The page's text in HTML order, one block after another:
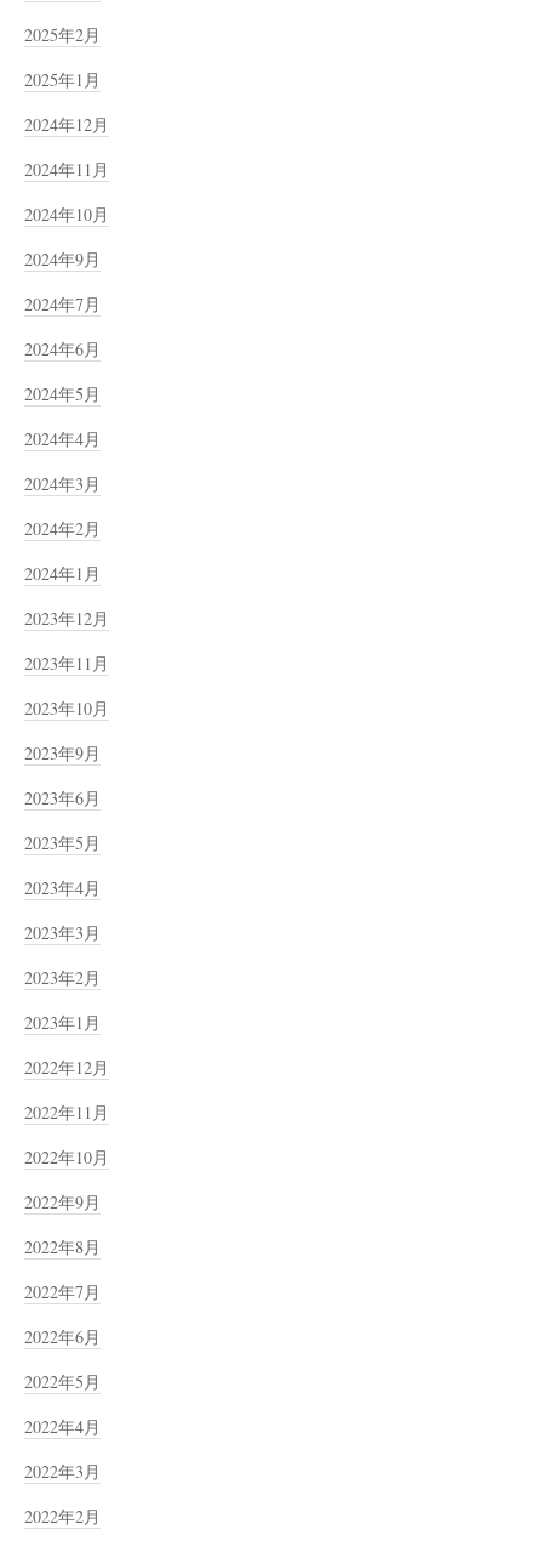
2025年2月
2025年1月
2024年12月
2024年11月
2024年10月
2024年9月
2024年7月
2024年6月
2024年5月
2024年4月
2024年3月
2024年2月
2024年1月
2023年12月
2023年11月
2023年10月
2023年9月
2023年6月
2023年5月
2023年4月
2023年3月
2023年2月
2023年1月
2022年12月
2022年11月
2022年10月
2022年9月
2022年8月
2022年7月
2022年6月
2022年5月
2022年4月
2022年3月
2022年2月